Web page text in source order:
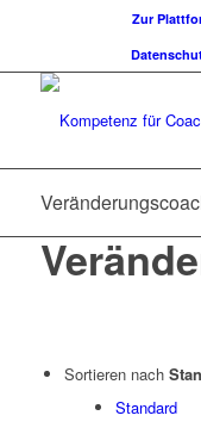
Zur
Sortieren nach
Standard